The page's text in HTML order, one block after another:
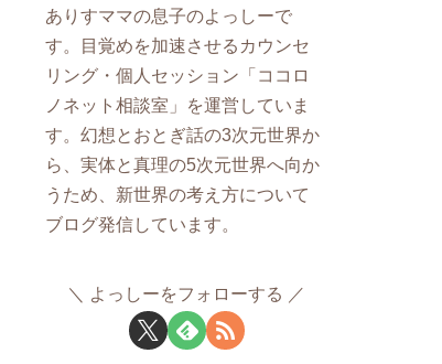
ありすママの息子のよっしーで
す。目覚めを加速させるカウンセ
リング・個人セッション「ココロ
ノネット相談室」を運営していま
す。幻想とおとぎ話の3次元世界か
ら、実体と真理の5次元世界へ向か
うため、新世界の考え方について
ブログ発信しています。
よっしーをフォローする